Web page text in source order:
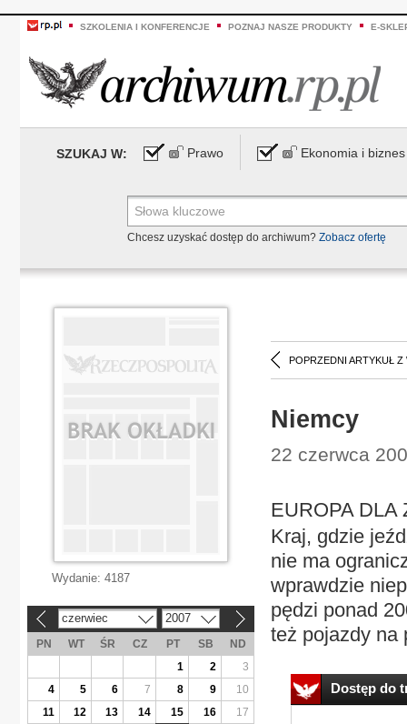
SZKOLENIA I KONFERENCJE POZNAJ NASZE PRODUKTY E-
SZUKAJ W: Prawo Ekonomia i biznes
Chcesz uzyskać dostęp do archiwum? Zobacz ofertę
POPRZEDNI ARTYKUŁ Z
Niemcy
22 czerwca
EUROPA DLA
Kraj, gdzie
nie ma
wprawdzie
pędzi ponad
też pojazdy na
Dostęp do
Wydanie: 4187
czerwiec 2007
PN WT ŚR CZ PT SB
ND
1
2
3
4
5 6 7 8 9
10
11
12 13 14 15 16
17